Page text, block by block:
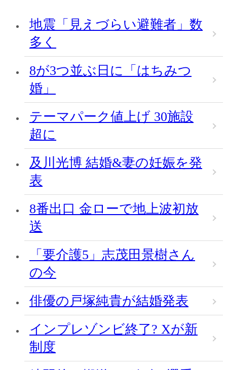
地震「見えづらい避難者」数
多く
8が3つ並ぶ日に「はちみつ
婚」
テーマパーク値上げ 30施設
超に
及川光博 結婚&妻の妊娠を発
表
8番出口 金ローで地上波初放
送
「要介護5」志茂田景樹さん
の今
俳優の戸塚純貴が結婚発表
インプレゾンビ終了? Xが新
制度